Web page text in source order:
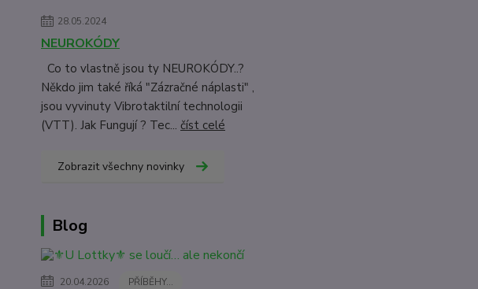
28.05.2024
NEUROKÓDY
Co to vlastně jsou ty NEUROKÓDY..?
Někdo jim také říká "Zázračné náplasti" ,
jsou vyvinuty Vibrotaktilní technologii
(VTT). Jak Fungují ? Tec... číst celé
Zobrazit všechny novinky
Blog
20.04.2026 PŘÍBĚHY...